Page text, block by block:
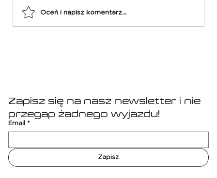
Oceń i napisz komentarz...
Zapisz się na nasz newsletter i nie
przegap żadnego wyjazdu!
Email *
Zapisz